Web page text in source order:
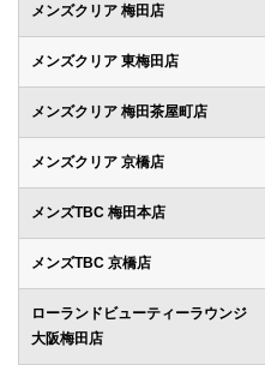
メンズクリア 梅田店
メンズクリア 東梅田店
メンズクリア 梅田茶屋町店
メンズクリア 京橋店
メンズTBC 梅田本店
メンズTBC 京橋店
ローランドビューティーラウンジ
大阪梅田店